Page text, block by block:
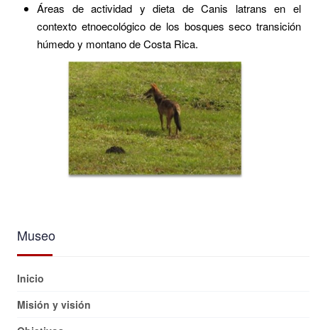
Áreas de actividad y dieta de Canis latrans en el
contexto etnoecológico de los bosques seco transición
húmedo y montano de Costa Rica.
Museo
Inicio
Misión y visión